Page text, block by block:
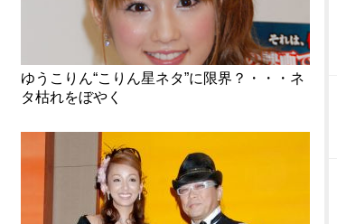
ゆうこりん“こりん星ネタ”に限界？・・・ネ
タ枯れをぼやく